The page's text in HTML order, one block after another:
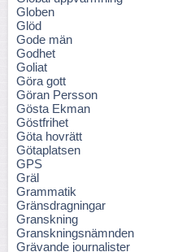
Globen
Glöd
Gode män
Godhet
Goliat
Göra gott
Göran Persson
Gösta Ekman
Göstfrihet
Göta hovrätt
Götaplatsen
GPS
Gräl
Grammatik
Gränsdragningar
Granskning
Granskningsnämnden
Grävande journalister